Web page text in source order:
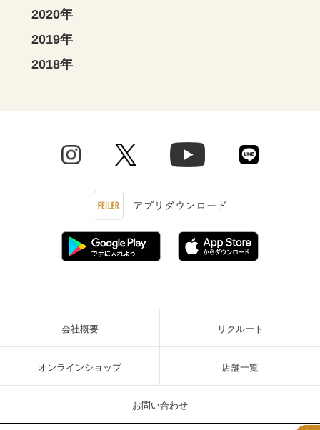
2020年
2019年
2018年
会社概要 リクルート
オンラインショップ 店舗一覧
お問い合わせ